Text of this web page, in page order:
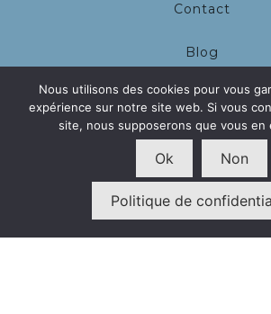
Contact
Blog
A propos
DROITS D'AUTEUR
2025 | TOUS DROITS
Nous utilisons des cookies pour vous
expérience sur notre site web. Si vous
site, nous supposerons que vous en
Ok Non
Politique de